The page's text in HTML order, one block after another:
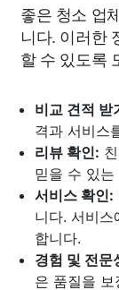
좋은 청소 업
니다. 이러한
할 수 있도록
비교 견적 받
격과 서비스
리뷰 확인:
믿을 수 있
서비스 확인:
니다. 서비
합니다.
경험 및 전문
은 품질을